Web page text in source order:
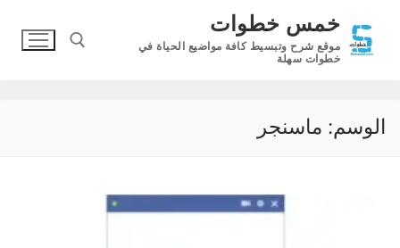
المحتوى
خمس خطوات
موقع شرح وتبسيط كافة مواضيع الحياة في
خطوات سهلة
الوسم: ماسنجر